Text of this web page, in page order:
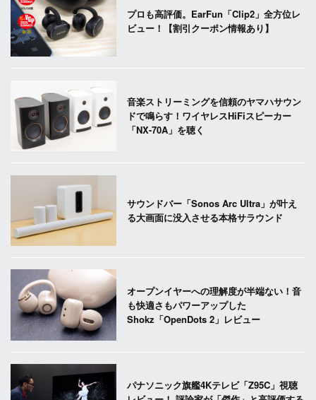
プロも高評価。EarFun「Clip2」全方位レ
ビュー！【割引クーポン情報あり】
音楽ストリーミングを信頼のヤマハサウン
ドで鳴らす！ワイヤレスHiFiスピーカー
「NX-70A」を聴く
サウンドバー「Sonos Arc Ultra」が叶え
る大画面に没入させる本格サラウンド
オープンイヤーへの理解度が半端ない！音
も快適さもパワーアップした
Shokz「OpenDots 2」レビュー
パナソニック旗艦4Kテレビ「Z95C」視聴